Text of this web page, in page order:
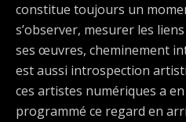
constitue toujours un
s’observer, mesurer les
ses œuvres, cheminement
est aussi introspection
ces artistes numériques a
programmé ce regard en